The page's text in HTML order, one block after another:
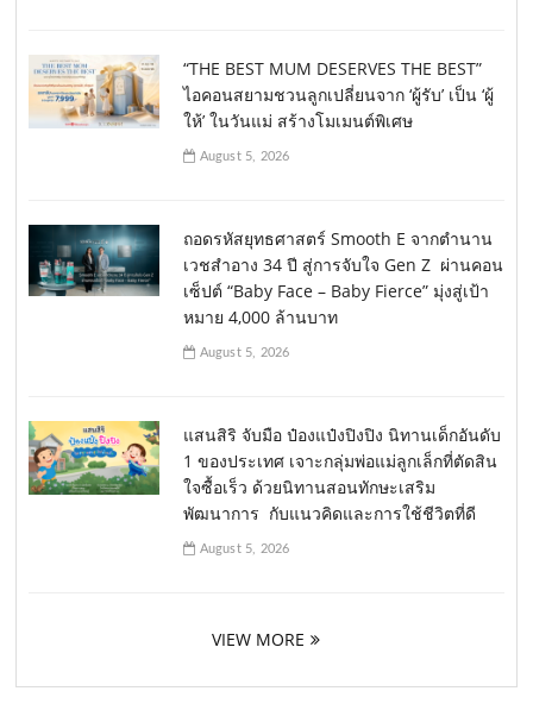
“THE BEST MUM DESERVES THE BEST”
ไอคอนสยามชวนลูกเปลี่ยนจาก ‘ผู้รับ’ เป็น ‘ผู้
ให้’ ในวันแม่ สร้างโมเมนต์พิเศษ
August 5, 2026
ถอดรหัสยุทธศาสตร์ Smooth E จากตำนาน
เวชสำอาง 34 ปี สู่การจับใจ Gen Z ผ่านคอน
เซ็ปต์ “Baby Face – Baby Fierce” มุ่งสู่เป้า
หมาย 4,000 ล้านบาท
August 5, 2026
แสนสิริ จับมือ ป๋องแป๋งปิงปิง นิทานเด็กอันดับ
1 ของประเทศ เจาะกลุ่มพ่อแม่ลูกเล็กที่ตัดสิน
ใจซื้อเร็ว ด้วยนิทานสอนทักษะเสริม
พัฒนาการ กับแนวคิดและการใช้ชีวิตที่ดี
August 5, 2026
VIEW MORE